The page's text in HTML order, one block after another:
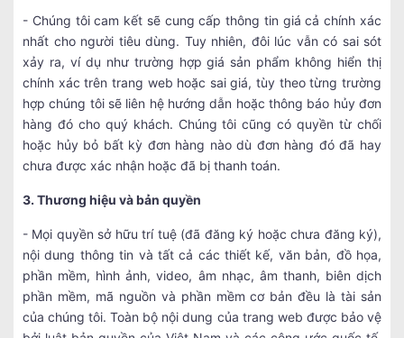
- Chúng tôi cam kết sẽ cung cấp thông tin giá cả chính xác
nhất cho người tiêu dùng. Tuy nhiên, đôi lúc vẫn có sai sót
xảy ra, ví dụ như trường hợp giá sản phẩm không hiển thị
chính xác trên trang web hoặc sai giá, tùy theo từng trường
hợp chúng tôi sẽ liên hệ hướng dẫn hoặc thông báo hủy đơn
hàng đó cho quý khách. Chúng tôi cũng có quyền từ chối
hoặc hủy bỏ bất kỳ đơn hàng nào dù đơn hàng đó đã hay
chưa được xác nhận hoặc đã bị thanh toán.
3. Thương hiệu và bản quyền
- Mọi quyền sở hữu trí tuệ (đã đăng ký hoặc chưa đăng ký),
nội dung thông tin và tất cả các thiết kế, văn bản, đồ họa,
phần mềm, hình ảnh, video, âm nhạc, âm thanh, biên dịch
phần mềm, mã nguồn và phần mềm cơ bản đều là tài sản
của chúng tôi. Toàn bộ nội dung của trang web được bảo vệ